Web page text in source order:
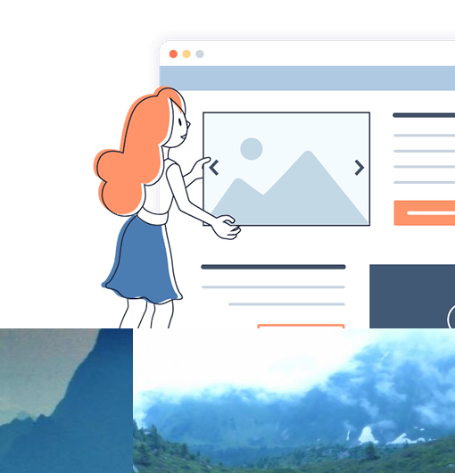
randonnée et découverte nature
Accueil quelques photos montagnes... treks
a (17)